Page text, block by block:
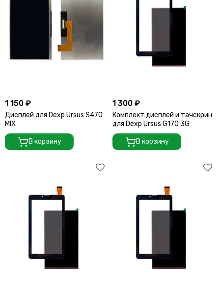
1 150 ₽
Дисплей для Dexp Ursus S470
MIX
В корзину
1 300 ₽
Комплект дисплей и тачскрин
для Dexp Ursus G170 3G
В корзину